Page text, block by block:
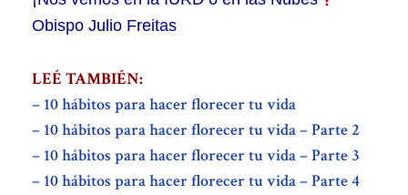
Obispo Julio Freitas
LEÉ TAMBIÉN:
– 10 hábitos para hacer florecer tu vida
– 10 hábitos para hacer florecer tu vida – Parte 2
– 10 hábitos para hacer florecer tu vida – Parte 3
– 10 hábitos para hacer florecer tu vida – Parte 4